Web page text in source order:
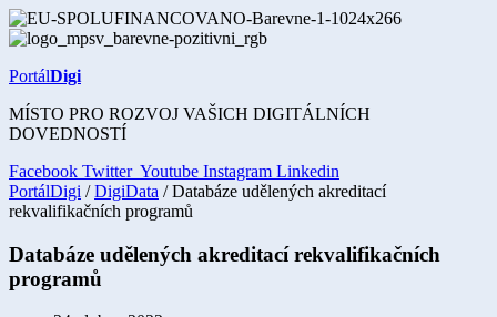
Přejít
k
PortálDigi
MÍSTO PRO ROZVOJ VAŠICH DIGITÁLNÍCH
DOVEDNOSTÍ
Facebook Twitter Youtube Instagram Linkedin
PortálDigi /DigiData / Databáze udělených akreditací
rekvalifikačních programů
Databáze udělených akreditací rekvalifikačních
programů